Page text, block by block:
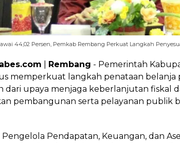
44,02 Persen, Pemkab Rembang Perkuat Langkah
Rembang - Pemerintah
memperkuat langkah penataan belanja
dari upaya menjaga keberlanjutan fiskal
pembangunan serta pelayanan publik
Pengelola Pendapatan, Keuangan, dan